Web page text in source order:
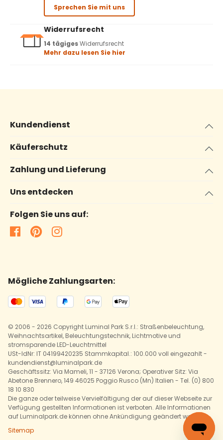
Sprechen Sie mit uns
Widerrufsrecht
14 tägigesWiderrufsrecht
Mehr dazu lesen Sie hier
Kundendienst
Käuferschutz
Zahlung und Lieferung
Uns entdecken
Folgen Sie uns auf:
Mögliche Zahlungsarten:
© 2006 - 2026 Copyright Luminal Park S.r.l.: Straßenbeleuchtung,
Weihnachtsartikel, Beleuchtungstechnik, Lichtmotive und
stromsparende LED-Leuchtmittel
USt-IdNr: IT 04199420235 Stammkapital.: 100.000 voll eingezahlt -
kundendienst@luminalpark.de
Geschäftssitz: Via Mameli, 11 - 37126 Verona; Operativer Sitz: Via
Abetone Brennero, 149 46025 Poggio Rusco (Mn) Italien - Tel. (0) 800
18 10 830
Die ganze oder teilweise Vervielfältigung der auf dieser Webseite zur
Verfügung gestellten Informationen ist verboten. Alle Informationen
auf Luminalpark.de können ohne Ankündigung geändert werden.
Sitemap